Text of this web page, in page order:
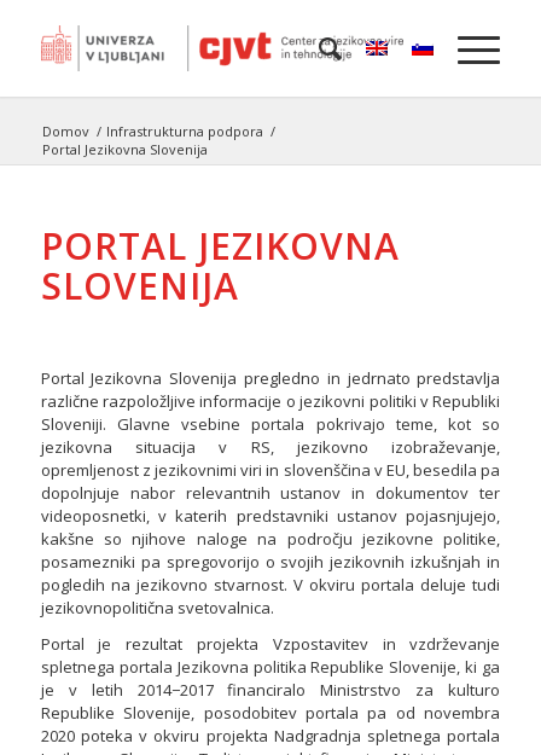
Domov / Infrastrukturna podpora /
Portal Jezikovna Slovenija
PORTAL JEZIKOVNA
SLOVENIJA
Portal Jezikovna Slovenija pregledno in jedrnato predstavlja
različne razpoložljive informacije o jezikovni politiki v Republiki
Sloveniji. Glavne vsebine portala pokrivajo teme, kot so
jezikovna situacija v RS, jezikovno izobraževanje,
opremljenost z jezikovnimi viri in slovenščina v EU, besedila pa
dopolnjuje nabor relevantnih ustanov in dokumentov ter
videoposnetki, v katerih predstavniki ustanov pojasnjujejo,
kakšne so njihove naloge na področju jezikovne politike,
posamezniki pa spregovorijo o svojih jezikovnih izkušnjah in
pogledih na jezikovno stvarnost. V okviru portala deluje tudi
jezikovnopolitična svetovalnica.
Portal je rezultat projekta Vzpostavitev in vzdrževanje
spletnega portala Jezikovna politika Republike Slovenije, ki ga
je v letih 2014−2017 financiralo Ministrstvo za kulturo
Republike Slovenije, posodobitev portala pa od novembra
2020 poteka v okviru projekta Nadgradnja spletnega portala